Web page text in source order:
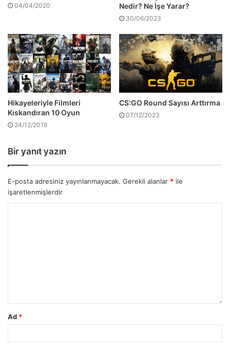
04/04/2020
Nedir? Ne İşe Yarar?
30/06/2023
Hikayeleriyle Filmleri
Kıskandıran 10 Oyun
24/12/2019
CS:GO Round Sayısı Arttırma
07/12/2023
Bir yanıt yazın
E-posta adresiniz yayınlanmayacak. Gerekli alanlar * ile
işaretlenmişlerdir
Ad *